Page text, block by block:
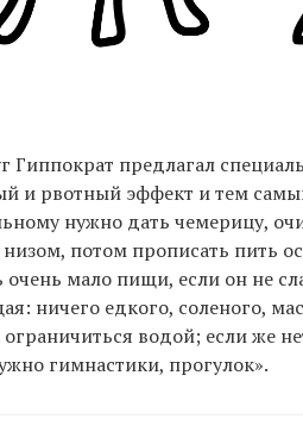
Гиппократ предлагал
и рвотный эффект и тем
нужно дать чемерицу,
потом прописать пить
очень мало пищи, если он не
ничего едкого, соленого,
ограничиться водой; если же
гимнастики, прогулок».